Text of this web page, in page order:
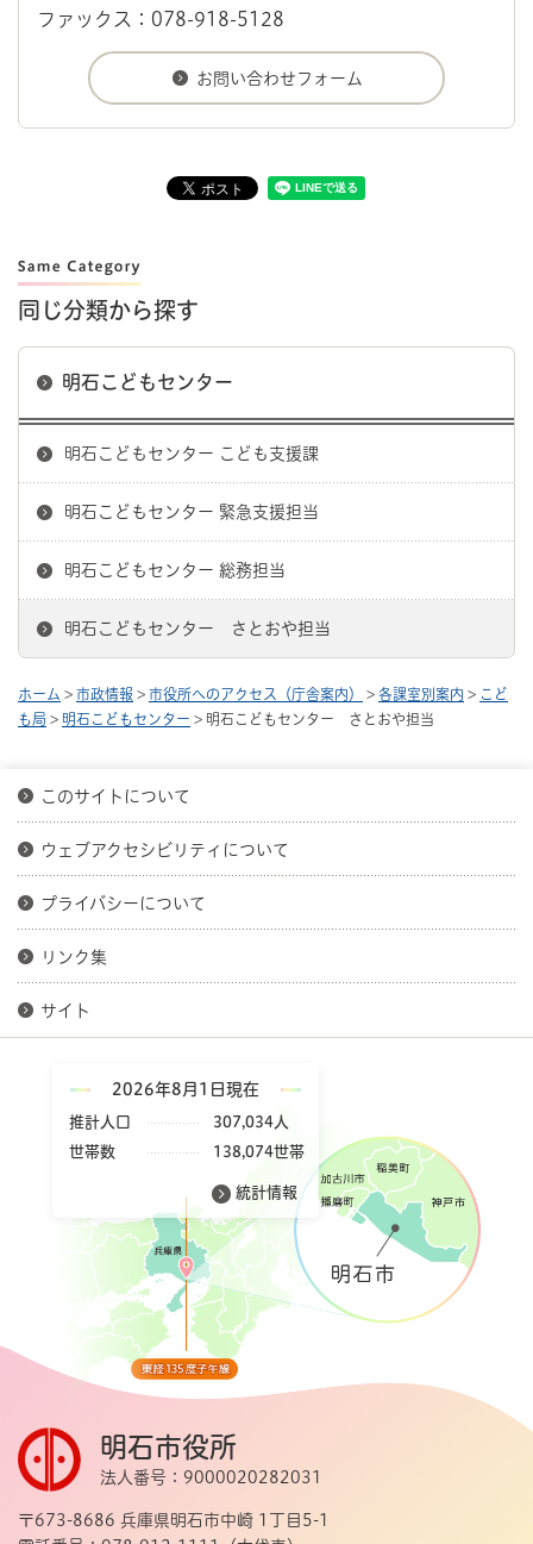
ファックス：078-918-5128
同じ分類から探す
明石こどもセンター
明石こどもセンター こども支援課
明石こどもセンター 緊急支援担当
明石こどもセンター 総務担当
明石こどもセンター さとおや担当
ホーム > 市政情報 > 市役所へのアクセス（庁舎案内） > 各課室別案内 > こど
も局 > 明石こどもセンター > 明石こどもセンター さとおや担当
このサイトについて
ウェブアクセシビリティについて
プライバシーについて
リンク集
サイト
2026年8月1日現在
推計人口
307,034人
世帯数
138,074世帯
統計情報
明石市役所
法人番号：9000020282031
〒673-8686 兵庫県明石市中崎 1丁目5-1